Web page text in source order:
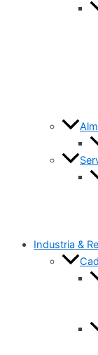
Industria &